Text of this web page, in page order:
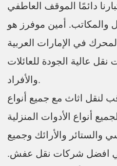
دائمًا الموقف العاطفي
والمكاتب. أمين موفرز هو
في الإمارات العربية
نقل عالية الجودة للعائلات
والأفراد.
لنقل اثاث مع جميع أنواع
أنواع الأدوات المنزلية
والستائر والأرائك وجميع
في افضل شركات نقل عفش.